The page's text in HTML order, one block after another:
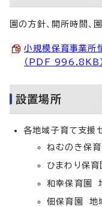
園の方針、開所時間、
小規模保育事業所
（PDF 996.8KB）
設置場所
各地域子育て支援
ねむのき保
ひまわり保
和幸保育園
佃保育園 地